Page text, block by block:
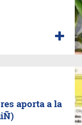
aporta a la